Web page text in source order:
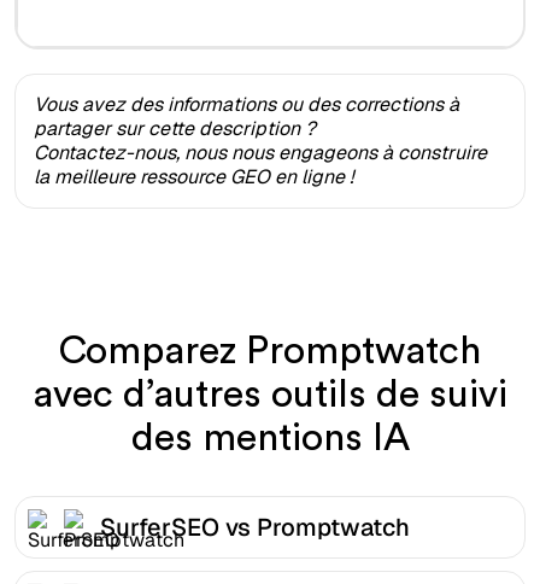
Vous avez des informations ou des corrections à
partager sur cette description ?
Contactez-nous, nous nous engageons à construire
la meilleure ressource GEO en ligne !
Comparez Promptwatch
avec d’autres outils de suivi
des mentions IA
SurferSEO vs Promptwatch